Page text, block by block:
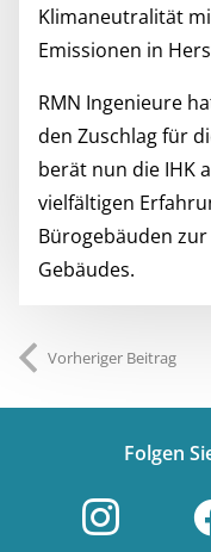
Klimaneutralität
Emissionen in
RMN Ingenieure
den Zuschlag für
berät nun die IHK
vielfältigen
Bürogebäuden
Gebäudes.
Vorheriger Beitrag
Folgen